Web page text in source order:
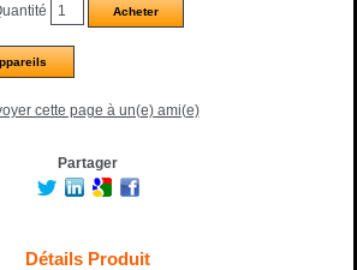
cette page à un(e) ami(e)
Partager
Détails Produit